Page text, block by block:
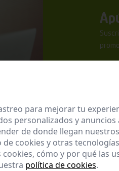
para mejorar tu
personalizados y anuncios
de donde llegan
cookies y otras
cómo y por qué las
política de cookies.